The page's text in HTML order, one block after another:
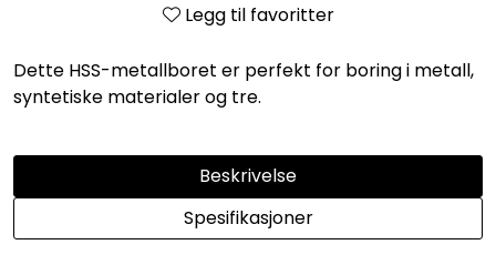
Legg til favoritter
Dette HSS-metallboret er perfekt for boring i metall,
syntetiske materialer og tre.
Beskrivelse
Spesifikasjoner